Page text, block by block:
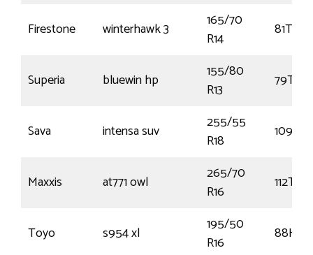
Firestone winterhawk 3
165/70
R14
81T
Superia bluewin hp
155/80
R13
79T
Sava intensa suv
255/55
R18
109W
Maxxis at771 owl
265/70
R16
112T
Toyo s954 xl
195/50
R16
88H